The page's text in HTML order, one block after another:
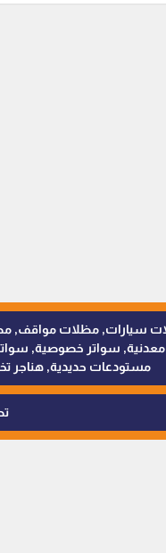
للمظلات والسواتر -
سواتر خصوصية, سواتر
مستودعات حديدية, هناجر